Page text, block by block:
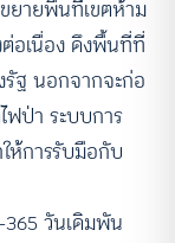
ยายพื้นที่เขตห้าม
อเนื่อง ดึงพื้นที่ที่
รัฐ นอกจากจะก่อ
ฟป่า ระบบการ
ห้การรับมือกับ
365 วันเดิมพัน